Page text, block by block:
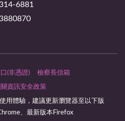
6881
(非憑證) 檢察長信箱
資訊安全政策
用體驗，建議更新瀏覽器至以下版
、最新版本Firefox